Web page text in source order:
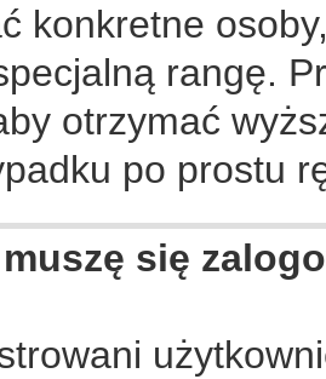
konkretne
rangę.
otrzymać
po prostu
się